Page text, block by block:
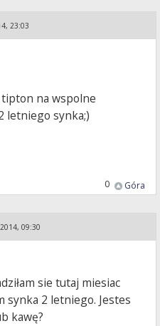
23:03
na wspolne
letniego synka;)
Góra
0
09:30
sie tutaj miesiac
synka 2 letniego. Jestes
kawę?